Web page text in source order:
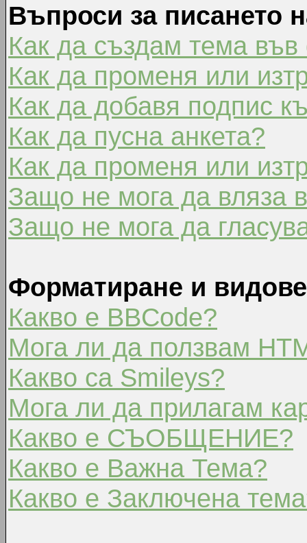
Въпроси за писането
Как да създам тема
Как да променя или
Как да добавя подпис
Как да пусна анкета?
Как да променя или
Защо не мога да вляза
Защо не мога да
Форматиране и
Какво е BBCode?
Мога ли да ползвам
Какво са Smileys?
Мога ли да прилагам
Какво е СЪОБЩЕНИЕ?
Какво е Важна Тема?
Какво е Заключена